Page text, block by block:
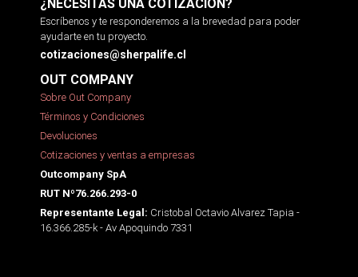
¿NECESITAS UNA COTIZACIÓN?
Escríbenos y te responderemos a la brevedad para poder
ayudarte en tu proyecto.
cotizaciones@sherpalife.cl
OUT COMPANY
Sobre Out Company
Términos y Condiciones
Devoluciones
Cotizaciones y ventas a empresas
Outcompany SpA
RUT Nº76.266.293-0
Representante Legal: Cristobal Octavio Alvarez Tapia -
16.366.285-k - Av Apoquindo 7331